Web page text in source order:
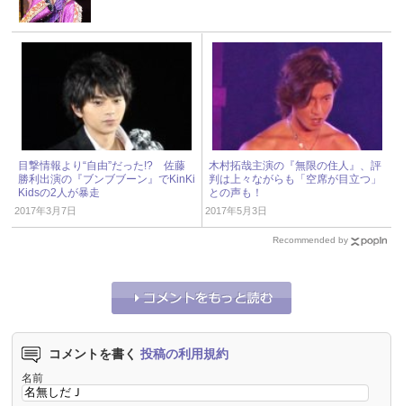
目撃情報より“自由”だった!? 佐藤
勝利出演の『ブンブブーン』でKinKi
Kidsの2人が暴走
2017年3月7日
木村拓哉主演の『無限の住人』、評
判は上々ながらも「空席が目立つ」
との声も！
2017年5月3日
Recommended by
コメントを書く 投稿の利用規約
名前